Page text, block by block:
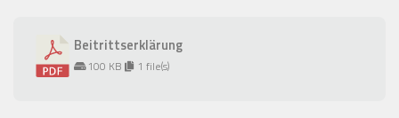
Beitrittserklärung
100 KB 1 file(s)